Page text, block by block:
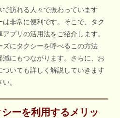
で訪れる人々で賑わっています
非常に便利です。そこで、タク
プリの活用法をご紹介します。
ズにタクシーを呼べるこの方法
にもつながります。さらに、お
いても詳しく解説していきます
。
ーを利用するメリッ